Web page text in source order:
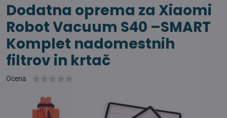
Dodatna oprema za Xiaomi
Robot Vacuum S40 –SMART
Komplet nadomestnih
filtrov in krtač
Ocena